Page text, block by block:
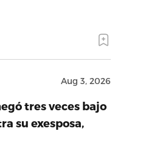
Aug 3, 2026
tres veces bajo
su exesposa,